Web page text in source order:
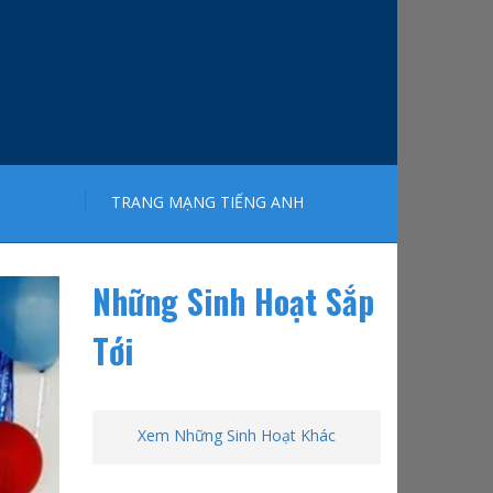
TRANG MẠNG TIẾNG ANH
Những Sinh Hoạt Sắp
Tới
Xem Những Sinh Hoạt Khác